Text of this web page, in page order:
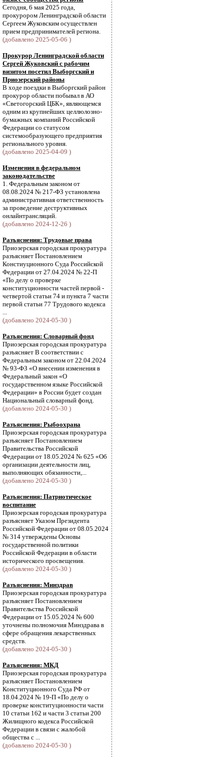
Сегодня, 6 мая 2025 года,
прокурором Ленинградской области
Сергеем Жуковским осуществлен
прием предпринимателей региона.
(добавлено 2025-05-06 )
Прокурор Ленинградской области
Сергей Жуковский с рабочим
визитом посетил Выборгский и
Приозерский районы
В ходе поездки в Выборгский район
прокурор области побывал в АО
«Светогорский ЦБК», являющемся
одним из крупнейших целлюлозно-
бумажных компаний Российской
Федерации со статусом
системообразующего предприятия
регионального уровня.
(добавлено 2025-04-09 )
Изменения в федеральном
законодательстве
1. Федеральным законом от
08.08.2024 № 217-ФЗ установлена
административная ответственность
за проведение деструктивных
онлайнтрансляций.
(добавлено 2024-12-26 )
Разъяснения: Трудовые права
Приозерская городская прокуратура
разъясняет Постановлением
Констиуционного Суда Российской
Федерации от 27.04.2024 № 22-П
«По делу о проверке
конституционности частей первой -
четвертой статьи 74 и пункта 7 части
первой статьи 77 Трудового кодекса
...
(добавлено 2024-05-30 )
Разъяснения: Словарный фонд
Приозерская городская прокуратура
разъясняет В соответствии с
Федеральным законом от 22.04.2024
№ 93-ФЗ «О внесении изменения в
Федеральный закон «О
государственном языке Российской
Федерации» в России будет создан
Национальный словарный фонд.
(добавлено 2024-05-30 )
Разъяснения: Рыбоохрана
Приозерская городская прокуратура
разъясняет Постановлением
Правительства Российской
Федерации от 18.05.2024 № 625 «Об
организации деятельности лиц,
выполняющих обязанности,...
(добавлено 2024-05-30 )
Разъяснения: Патриотическое
воспитание
Приозерская городская прокуратура
разъясняет Указом Президента
Российской Федерации от 08.05.2024
№ 314 утверждены Основы
государственной политики
Российской Федерации в области
исторического просвещения.
(добавлено 2024-05-30 )
Разъяснения: Минздрав
Приозерская городская прокуратура
разъясняет Постановлением
Правительства Российской
Федерации от 15.05.2024 № 600
уточнены полномочия Минздрава в
сфере обращения лекарственных
средств.
(добавлено 2024-05-30 )
Разъяснения: МКД
Приозерская городская прокуратура
разъясняет Постановлением
Конституционного Суда РФ от
18.04.2024 № 19-П «По делу о
проверке конституционности части
10 статьи 162 и части 3 статьи 200
Жилищного кодекса Российской
Федерации в связи с жалобой
общества с ...
(добавлено 2024-05-30 )